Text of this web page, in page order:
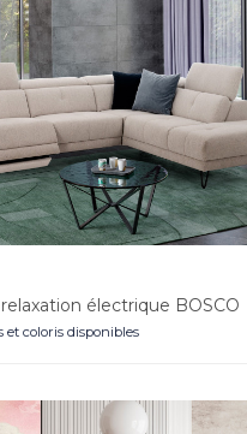
électrique BOSCO
et coloris disponibles